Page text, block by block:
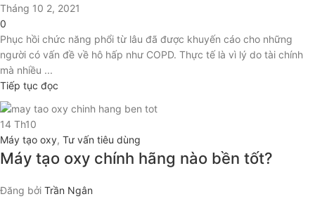
Tháng 10 2, 2021
0
Phục hồi chức năng phổi từ lâu đã được khuyến cáo cho những
người có vấn đề về hô hấp như COPD. Thực tế là vì lý do tài chính
mà nhiều ...
Tiếp tục đọc
14 Th10
Máy tạo oxy, Tư vấn tiêu dùng
Máy tạo oxy chính hãng nào bền tốt?
Đăng bởi Trần Ngân